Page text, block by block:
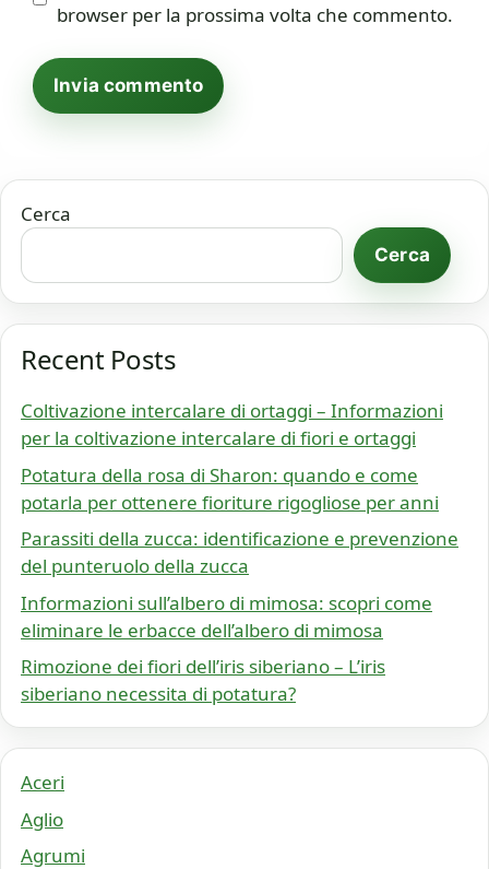
browser per la prossima volta che commento.
Cerca
Cerca
Recent Posts
Coltivazione intercalare di ortaggi – Informazioni
per la coltivazione intercalare di fiori e ortaggi
Potatura della rosa di Sharon: quando e come
potarla per ottenere fioriture rigogliose per anni
Parassiti della zucca: identificazione e prevenzione
del punteruolo della zucca
Informazioni sull’albero di mimosa: scopri come
eliminare le erbacce dell’albero di mimosa
Rimozione dei fiori dell’iris siberiano – L’iris
siberiano necessita di potatura?
Aceri
Aglio
Agrumi